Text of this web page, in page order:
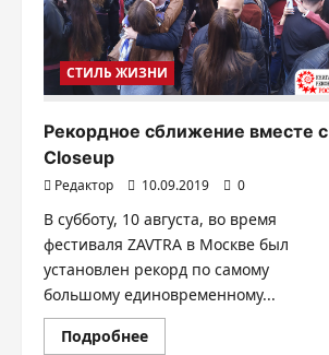
СТИЛЬ ЖИЗНИ
Рекордное сближение вместе с
Closeup
Редактор 10.09.2019 0
В субботу, 10 августа, во время
фестиваля ZAVTRA в Москве был
установлен рекорд по самому
большому единовременному...
ПодробнееПрочитать
больше